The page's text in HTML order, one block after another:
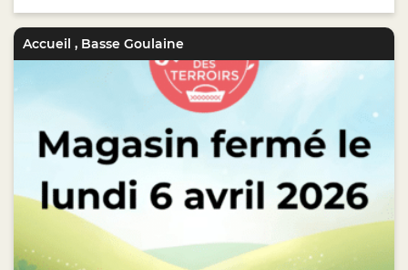
Accueil , Basse Goulaine